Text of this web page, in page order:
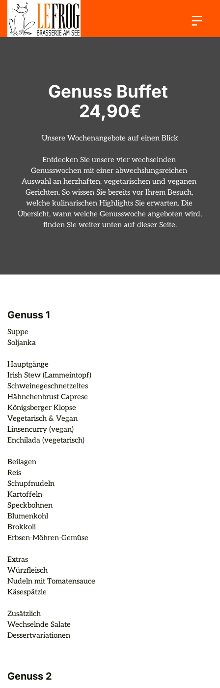
Genuss Buffet
24,90€
Unsere Wochenangebote auf einen Blick
Entdecken Sie unsere vier wechselnden
Genusswochen mit einer abwechslungsreichen
Auswahl an herzhaften, vegetarischen und veganen
Gerichten. So wissen Sie bereits vor Ihrem Besuch,
welche kulinarischen Highlights Sie erwarten. Die
Übersicht, wann welche Genusswoche angeboten wird,
finden Sie weiter unten auf dieser Seite.
Genuss 1
Suppe
Soljanka
Hauptgänge
Irish Stew (Lammeintopf)
Schweinegeschnetzeltes
Hähnchenbrust Caprese
Königsberger Klopse
Vegetarisch & Vegan
Linsencurry (vegan)
Enchilada (vegetarisch)
Beilagen
Reis
Schupfnudeln
Kartoffeln
Speckbohnen
Blumenkohl
Brokkoli
Erbsen-Möhren-Gemüse
Extras
Würzfleisch
Nudeln mit Tomatensauce
Käsespätzle
Zusätzlich
Wechselnde Salate
Dessertvariationen
Genuss 2